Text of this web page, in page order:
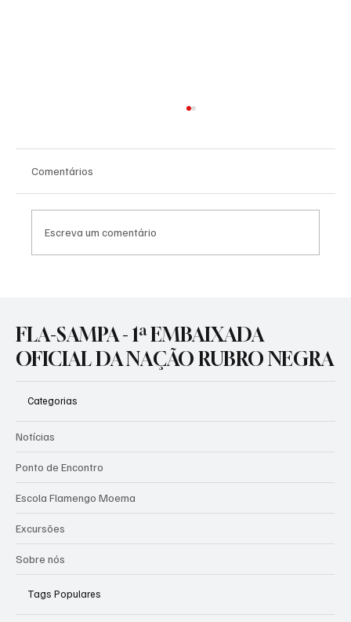
Consulados da Nação
Comentários
Escreva um comentário
FLA-SAMPA - 1ª EMBAIXADA
OFICIAL DA NAÇÃO RUBRO NEGRA
Categorias
Notícias
Ponto de Encontro
Escola Flamengo Moema
Excursões
Sobre nós
Tags Populares